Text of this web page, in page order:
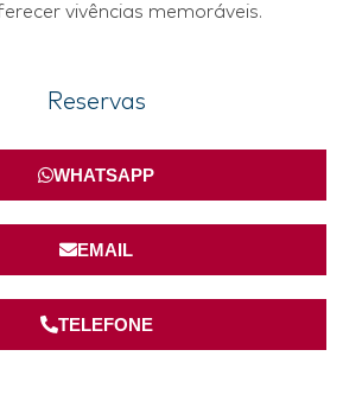
vivências memoráveis.
Reservas
WHATSAPP
EMAIL
TELEFONE